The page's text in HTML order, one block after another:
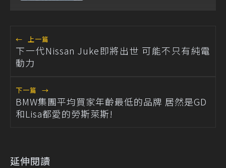
← 上一篇
下一代Nissan Juke即將出世 可能不只有純電
動力
下一篇 →
BMW集團平均買家年齡最低的品牌 居然是GD
和Lisa都愛的勞斯萊斯!
延伸閱讀